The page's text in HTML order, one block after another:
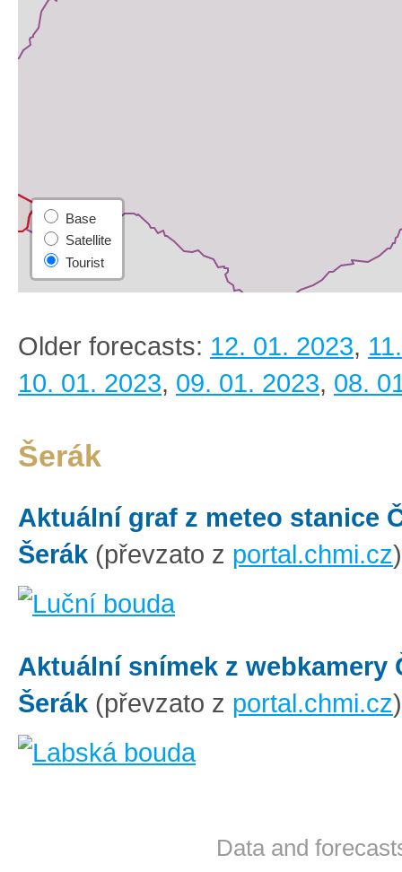
Older forecasts: 12. 01. 2023,
10. 01. 2023, 09. 01. 2023, 08.
Šerák
Aktuální graf z meteo stanice
Šerák (převzato z portal.chmi.cz)
Aktuální snímek z webkamery
Šerák (převzato z portal.chmi.cz)
Data and